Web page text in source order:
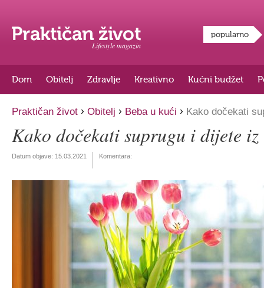
Lifestyle magazin
popularno
Dom Obitelj Zdravlje Kreativno Kućni budžet
Praktičan život › Obitelj › Beba u kući › Kako dočekati
Kako dočekati suprugu i dijete
Datum objave: 15.03.2021 Komentara: